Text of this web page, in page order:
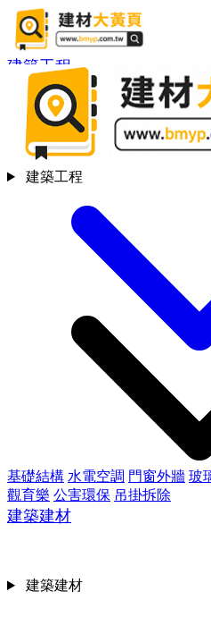
建築工程
基礎結構 水電空調 門窗外牆 玻
觀育樂 公害環保 吊掛拆除
建築建材
建築工程
建築建材